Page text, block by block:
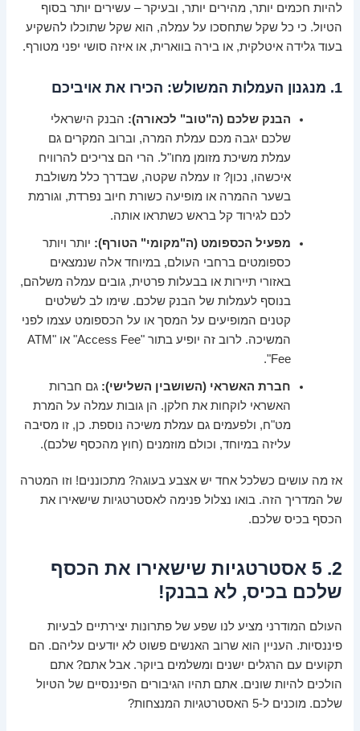
להיות חכמים יותר, מהירים יותר, ובעיקר – עשירים יותר בסוף
הטיול. כי כל שקל שתחסכו על עמלה, הוא שקל שתוכלו להשקיע
בעוד גלידה איטלקית, או בירה בווארית, או איזה סושי יפני מטורף.
1. מנגנון העמלות המשולש: הכירו את אויביכם
הבנק שלכם (ה"טוב" לכאורה): הבנק הישראלי
שלכם יגבה מכם עמלת המרה, וברוב המקרים גם
עמלת משיכת מזומן מחו"ל. הרי הם צריכים להרוויח
איכשהו, נכון? זו עמלה שקטה, שבדרך כלל משולבת
בשער ההמרה או מופיעה כשורת חיוב נפרדת, וגורמת
לכם לגירוד קל בראש כשתראו אותה.
מפעיל הכספומט (ה"מקומי" הטורף): יותר ויותר
כספומטים ברחבי העולם, במיוחד אלה שנמצאים
באזורי תיירות או בבעלות פרטית, גובים עמלה משלהם,
בנוסף לעמלות של הבנק שלכם. שימו לב לשלטים
קטנים המופיעים על המסך או על הכספומט עצמו לפני
המשיכה. לרוב זה יופיע בתור "Access Fee" או "ATM
Fee".
חברת האשראי (השושבין השלישי): גם חברות
האשראי לוקחות את חלקן. הן גובות עמלה על המרת
מט"ח, ולפעמים גם עמלת משיכה נוספת. כן, זו מסיבה
עליזה במיוחד, וכולם מוזמנים (חוץ מהכסף שלכם).
אז מה עושים כשלכל אחד יש אצבע בעוגה? מתכוננים! וזו המטרה
של המדריך הזה. בואו נצלול פנימה לאסטרטגיות שישאירו את
הכסף בכיס שלכם.
2. 5 אסטרטגיות שישאירו את הכסף
שלכם בכיס, לא בבנק!
העולם המודרני מציע לנו שפע של פתרונות יצירתיים לבעיות
פיננסיות. העניין הוא שרוב האנשים פשוט לא יודעים עליהם. הם
תקועים עם הרגלים ישנים ומשלמים ביוקר. אבל אתם? אתם
הולכים להיות שונים. אתם תהיו הגיבורים הפיננסיים של הטיול
שלכם. מוכנים ל-5 האסטרטגיות המנצחות?